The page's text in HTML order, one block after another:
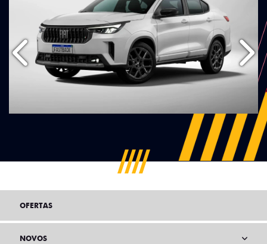
Anterior
OFERTAS
NOVOS